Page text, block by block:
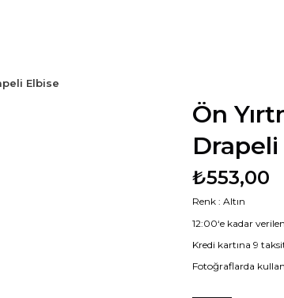
Elbise
Ön
₺553,00
Renk : Altın
12:00‘e kadar
Kredi kartına 9
Fotoğraflarda